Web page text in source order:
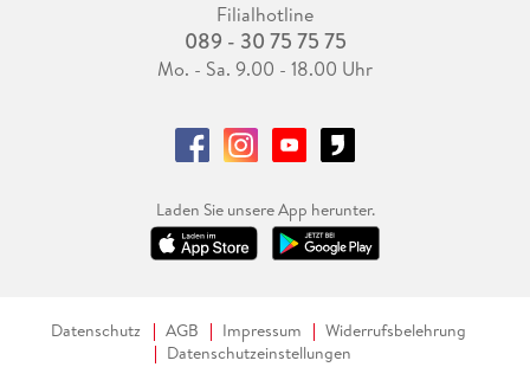
Filialhotline
089 - 30 75 75 75
Mo. - Sa. 9.00 - 18.00 Uhr
Laden Sie unsere App herunter.
Datenschutz AGB Impressum
Widerrufsbelehrung
Datenschutzeinstellungen